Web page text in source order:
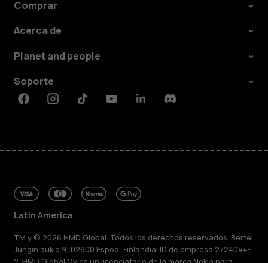
Comprar
Acerca de
Planet and people
Soporte
FacebookInstagramTiktokYoutubeLinkedinDiscord
Latin America
TM y © 2026 HMD Global. Todos los derechos reservados. Bertel
Jungin aukio 9, 02600 Espoo, Finlandia. ID de empresa 2724044-